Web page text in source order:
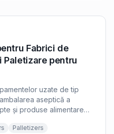
Fabrici de
Paletizare pentru
uzate de tip
aseptică a
și produse alimentare
Palletizers